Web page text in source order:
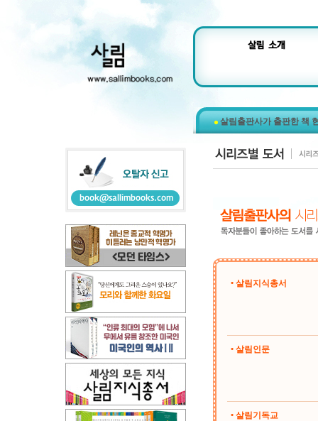
살림출판사가 출판한 책
• 살림지식총서
• 살림인문
• 살림기독교